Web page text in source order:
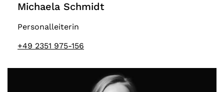
Michaela Schmidt
Personalleiterin
+49 2351 975-156